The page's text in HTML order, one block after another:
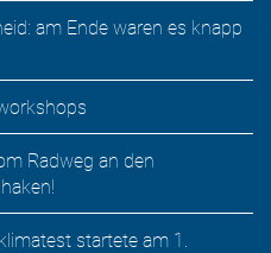
am Ende waren es knapp
Radweg an den
startete am 1.